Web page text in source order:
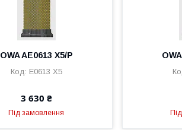
OWA AE0613 X5/P
E0613 X5
3 630 ₴
Під замовлення